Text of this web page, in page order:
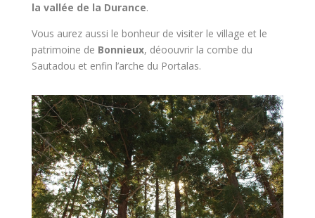
la vallée de la Durance.
Vous aurez aussi le bonheur de visiter le village et le
patrimoine de Bonnieux, déoouvrir la combe du
Sautadou et enfin l’arche du Portalas.